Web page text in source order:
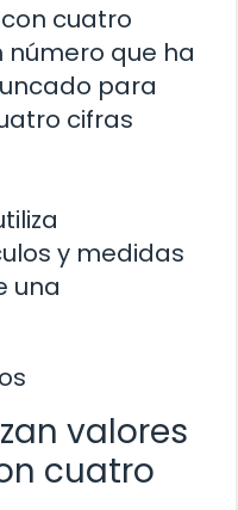
cuatro
número que ha
para
cifras
y medidas
una
valores
cuatro